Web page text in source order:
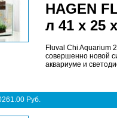
HAGEN
л 41 x 25
Fluval Chi Aquarium
совершенно новой
аквариуме и
Руб.